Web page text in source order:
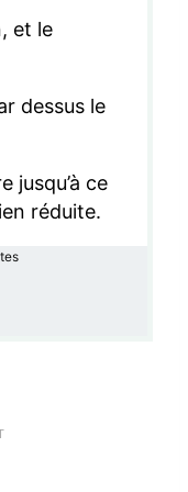
et le
dessus le
jusqu’à ce
réduite.